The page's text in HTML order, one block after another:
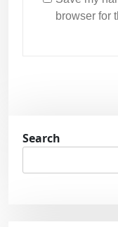
browser for
Search